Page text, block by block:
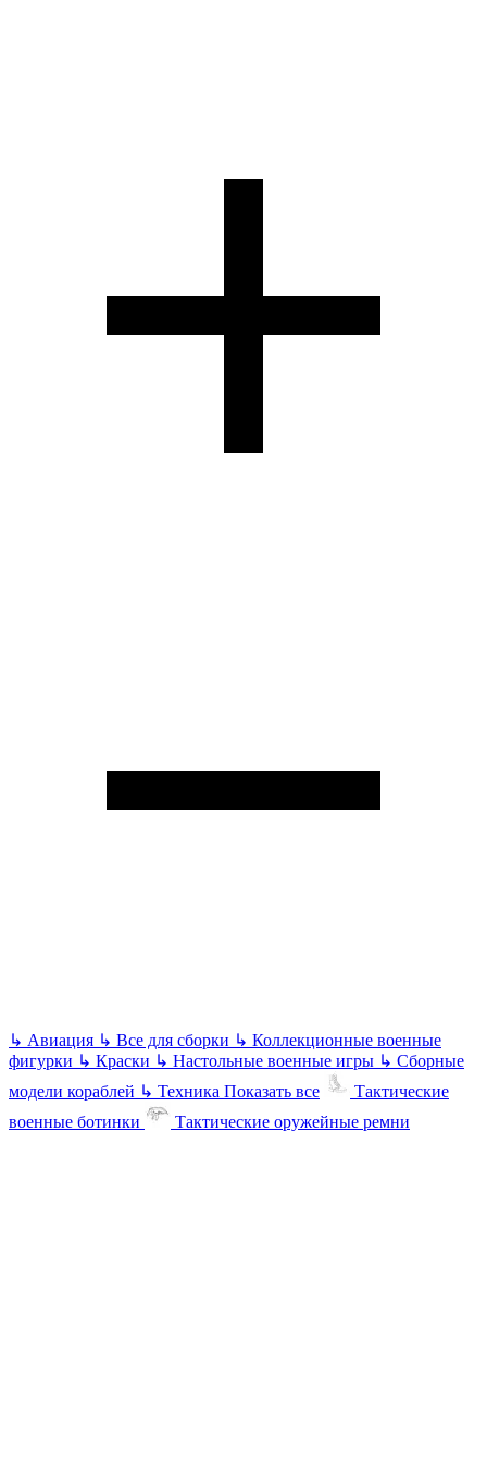
↳ Авиация ↳ Все для сборки ↳ Коллекционные военные
фигурки ↳ Краски ↳ Настольные военные игры ↳ Сборные
модели кораблей ↳ Техника Показать все
Тактические
военные ботинки
Тактические оружейные ремни